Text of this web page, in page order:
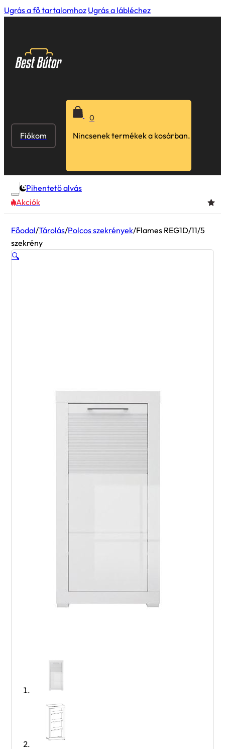
Ugrás a fő tartalomhoz Ugrás a lábléchez
Fiókom
0
Nincsenek termékek a kosárban.
Pihentető alvás
Akciók
Főodal/Tárolás/Polcos szekrények/Flames REG1D/11/5
szekrény
🔍